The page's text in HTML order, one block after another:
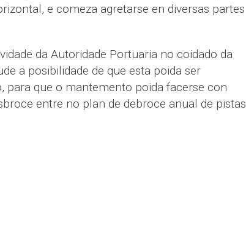
e comeza agretarse en diversas partes
da Autoridade Portuaria no coidado da
a posibilidade de que esta poida ser
para que o mantemento poida facerse con
entre no plan de debroce anual de pistas